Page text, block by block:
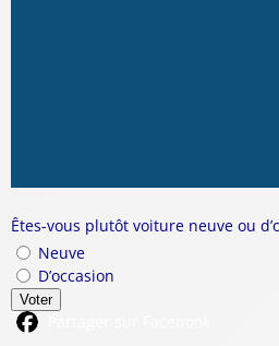
Êtes-vous plutôt voiture neuve ou
Neuve
D’occasion
Voter